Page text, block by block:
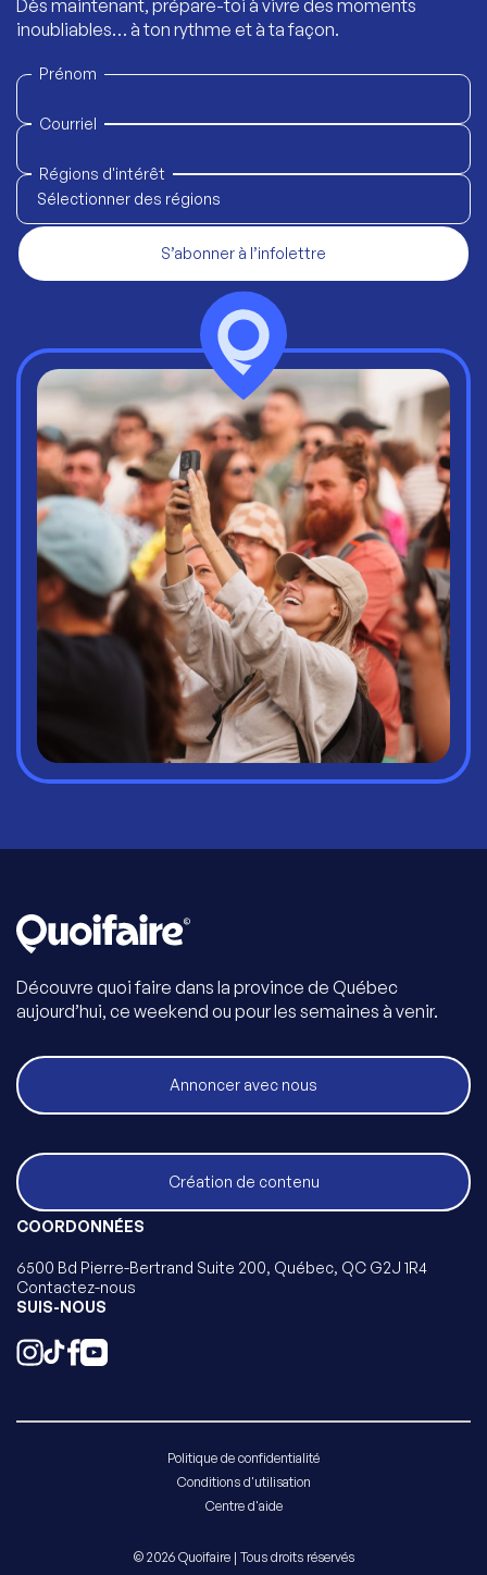
Dès maintenant, prépare-toi à vivre des moments
inoubliables… à ton rythme et à ta façon.
Prénom
Courriel
Régions d'intérêt
Sélectionner des régions
S’abonner à l’infolettre
Découvre quoi faire dans la province de Québec
aujourd’hui, ce weekend ou pour les semaines à venir.
Annoncer avec nous
Création de contenu
COORDONNÉES
6500 Bd Pierre-Bertrand Suite 200, Québec, QC G2J 1R4
Contactez-nous
SUIS-NOUS
Politique de confidentialité
Conditions d'utilisation
Centre d'aide
© 2026 Quoifaire | Tous droits réservés